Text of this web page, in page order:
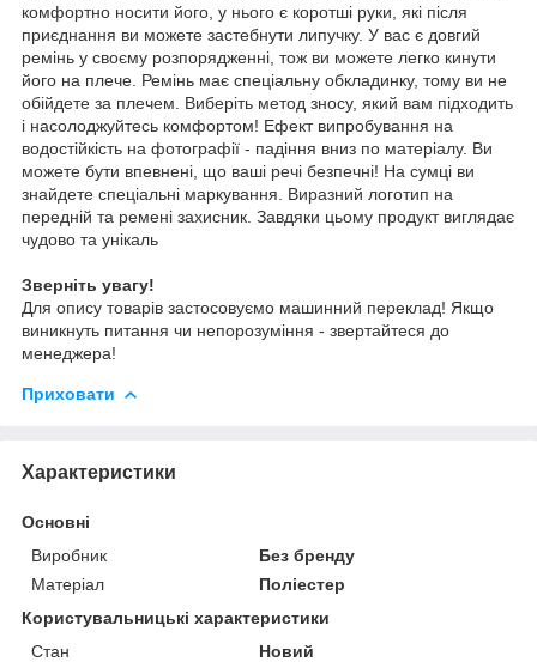
комфортно носити його, у нього є коротші руки, які після
приєднання ви можете застебнути липучку. У вас є довгий
ремінь у своєму розпорядженні, тож ви можете легко кинути
його на плече. Ремінь має спеціальну обкладинку, тому ви не
обійдете за плечем. Виберіть метод зносу, який вам підходить
і насолоджуйтесь комфортом! Ефект випробування на
водостійкість на фотографії - падіння вниз по матеріалу. Ви
можете бути впевнені, що ваші речі безпечні! На сумці ви
знайдете спеціальні маркування. Виразний логотип на
передній та ремені захисник. Завдяки цьому продукт виглядає
чудово та унікаль
Зверніть увагу!
Для опису товарів застосовуємо машинний переклад! Якщо
виникнуть питання чи непорозуміння - звертайтеся до
менеджера!
Приховати
Характеристики
Основні
Виробник
Без бренду
Матеріал
Поліестер
Користувальницькі характеристики
Стан
Новий